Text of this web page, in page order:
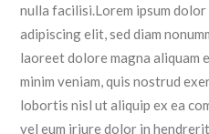
nulla facilisi.Lorem ipsum
adipiscing elit, sed diam
laoreet dolore magna aliquam
minim veniam, quis nostrud
lobortis nisl ut aliquip ex ea
vel eum iriure dolor in